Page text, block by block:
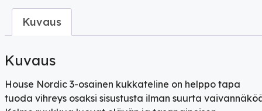
Kuvaus
Kuvaus
House Nordic 3-osainen kukkateline on helppo tapa
tuoda vihreys osaksi sisustusta ilman suurta